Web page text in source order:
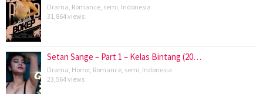
Drama Romance semi Indonesia
31,864 views
Setan Sange – Part 1 – Kelas Bintang (20…
Drama Horror, Romance semi Indonesia
23,564 views